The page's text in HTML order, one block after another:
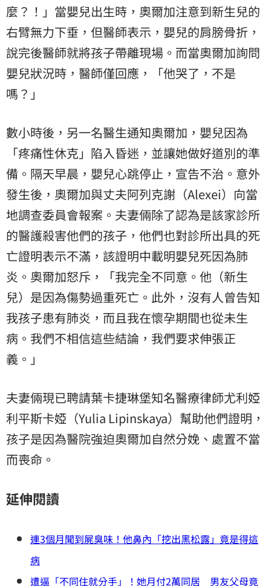
麼？！」當嬰兒出生時，奧爾加注意到新生兒的
右臂無力下垂，但醫師表示，嬰兒的肩膀骨折，
說完後醫師就將孩子帶離現場。而當奧爾加詢問
嬰兒狀況時，醫師僅回應，「他哭了，不是
嗎？」
數小時後，另一名醫生通知奧爾加，嬰兒因為
「疼痛性休克」陷入昏迷，並讓她做好道別的準
備。隔天早晨，嬰兒心跳停止，宣告不治。意外
發生後，奧爾加與丈夫阿列克謝（Alexei）向當
地調查委員會報案。夫妻倆除了認為是該家診所
的醫護殺害他們的孩子，他們也對診所出具的死
亡證明表示不滿，該證明中載明嬰兒死因為肺
炎。奧爾加怒斥，「我完全不同意。他（新生
兒）是因為傷勢過重死亡。此外，沒有人曾告知
我孩子患有肺炎，而且我在懷孕期間也從未生
病。我們不相信這些結論，我們要求伸張正
義。」
夫妻倆現已聘請葉卡捷琳堡知名醫療律師尤利婭
利平斯卡婭（Yulia Lipinskaya）幫助他們證明，
孩子是因為醫院強迫奧爾加自然分娩、處置不當
而喪命。
延伸閱讀
連3個月聞到屍臭味！他鼻內「挖出黑松露」竟是得這
病
遭逼「不同住就分手」！她月付2萬同居 男友父母竟